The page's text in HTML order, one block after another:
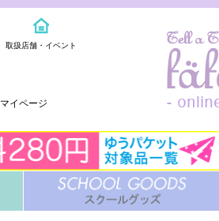
取扱店舗・イベント
マイページ